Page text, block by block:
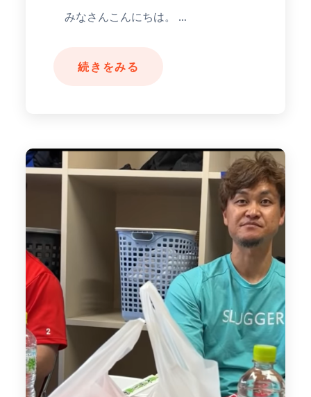
みなさんこんにちは。 …
続きをみる